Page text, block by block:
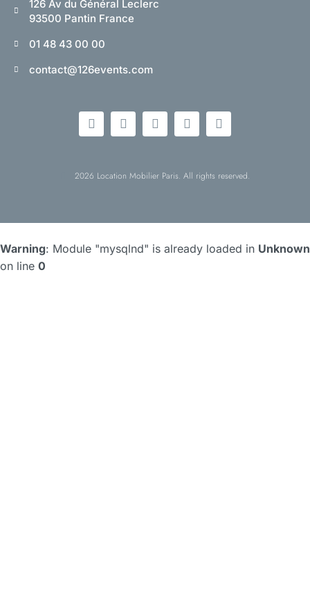
126 Av du Général Leclerc
93500 Pantin France
01 48 43 00 00
contact@126events.com
2026 Location Mobilier Paris. All rights reserved.
Warning: Module "mysqlnd" is already loaded in Unknown
on line 0